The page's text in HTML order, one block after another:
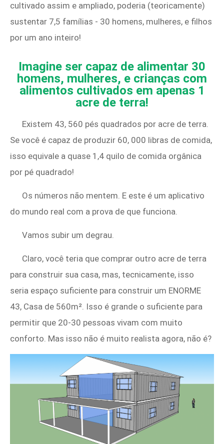
cultivado assim e ampliado, poderia (teoricamente)
sustentar 7,5 famílias - 30 homens, mulheres, e filhos
por um ano inteiro!
Imagine ser capaz de alimentar 30
homens, mulheres, e crianças com
alimentos cultivados em apenas 1
acre de terra!
Existem 43, 560 pés quadrados por acre de terra.
Se você é capaz de produzir 60, 000 libras de comida,
isso equivale a quase 1,4 quilo de comida orgânica
por pé quadrado!
Os números não mentem. E este é um aplicativo
do mundo real com a prova de que funciona.
Vamos subir um degrau.
Claro, você teria que comprar outro acre de terra
para construir sua casa, mas, tecnicamente, isso
seria espaço suficiente para construir um ENORME
43, Casa de 560m². Isso é grande o suficiente para
permitir que 20-30 pessoas vivam com muito
conforto. Mas isso não é muito realista agora, não é?